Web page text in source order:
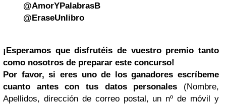
@AmorYPalabrasB
@EraseUnlibro
¡Esperamos que disfrutéis de vuestro premio tanto
como nosotros de preparar este concurso!
Por favor, si eres uno de los ganadores escríbeme
cuanto antes con tus datos personales (Nombre,
Apellidos, dirección de correo postal, un nº de móvil y